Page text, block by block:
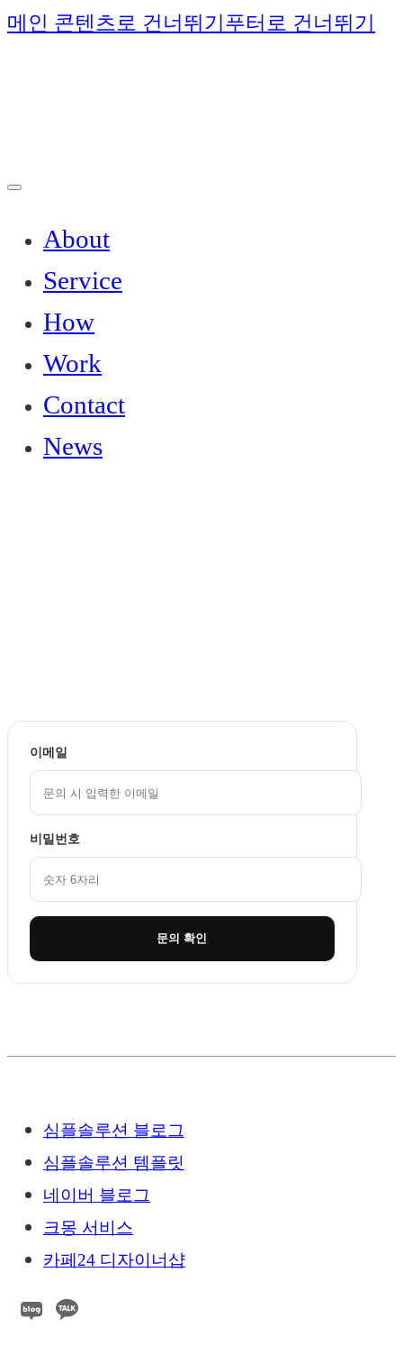
메인 콘텐츠로 건너뛰기 푸터로 건너뛰기
About
Service
How
Work
Contact
News
이메일
비밀번호
문의 확인
심플솔루션 블로그
심플솔루션 템플릿
네이버 블로그
크몽 서비스
카페24 디자이너샵